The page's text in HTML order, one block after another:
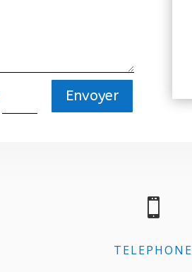
Envoyer

TELEPHONE